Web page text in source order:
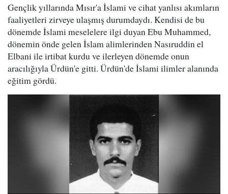
Gençlik yıllarında Mısır'a İslami ve cihat yanlısı akımların
faaliyetleri zirveye ulaşmış durumdaydı. Kendisi de bu
dönemde İslami meselelere ilgi duyan Ebu Muhammed,
dönemin önde gelen İslam alimlerinden Nasıruddin el
Elbani ile irtibat kurdu ve ilerleyen dönemde onun
aracılığıyla Ürdün'e gitti. Ürdün'de İslami ilimler alanında
eğitim gördü.